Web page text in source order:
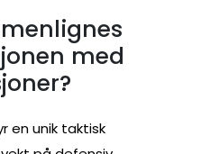
med
en unik taktisk